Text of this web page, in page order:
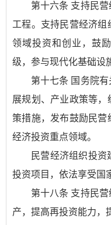
第十六条 支持民
工程。支持民营经济组
领域投资和创业，鼓
级，参与现代化基础设
第十七条 国务院
展规划、产业政策等
策措施，发布鼓励民
经济投资重点领域。
民营经济组织投
投资项目，依法享受国
第十八条 支持民
产，提高再投资能力，